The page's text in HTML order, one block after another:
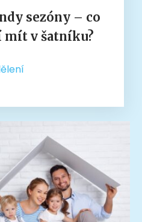
sezóny – co
mít v šatníku?